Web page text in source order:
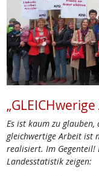
„GLEICHwerige
Es ist kaum zu
gleichwertige Arbeit ist
realisiert. Im Gegenteil!
Landesstatistik zeigen: